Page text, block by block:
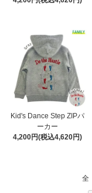
Kid's Dance Step ZIPパ
ーカー
4,200円(税込4,620円)
全